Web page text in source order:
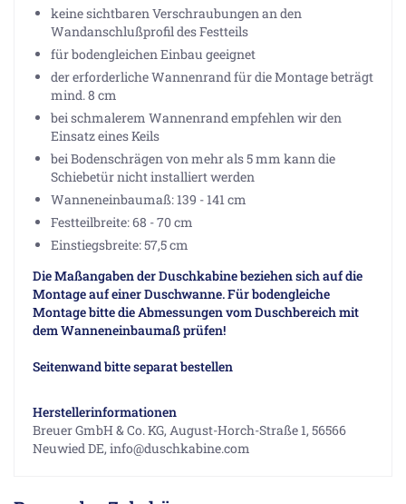
keine sichtbaren Verschraubungen an den
Wandanschlußprofil des Festteils
für bodengleichen Einbau geeignet
der erforderliche Wannenrand für die Montage beträgt
mind. 8 cm
bei schmalerem Wannenrand empfehlen wir den
Einsatz eines Keils
bei Bodenschrägen von mehr als 5 mm kann die
Schiebetür nicht installiert werden
Wanneneinbaumaß: 139 - 141 cm
Festteilbreite: 68 - 70 cm
Einstiegsbreite: 57,5 cm
Die Maßangaben der Duschkabine beziehen sich auf die
Montage auf einer Duschwanne. Für bodengleiche
Montage bitte die Abmessungen vom Duschbereich mit
dem Wanneneinbaumaß prüfen!
Seitenwand bitte separat bestellen
Herstellerinformationen
Breuer GmbH & Co. KG, August-Horch-Straße 1, 56566
Neuwied DE, info@duschkabine.com